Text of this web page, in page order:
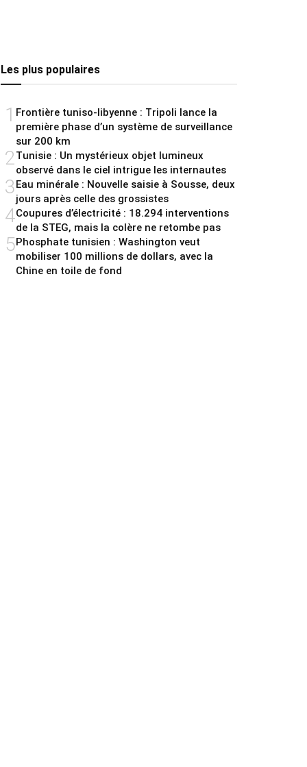
Les plus populaires
1 Frontière tuniso-libyenne : Tripoli lance la
première phase d’un système de surveillance
sur 200 km
2Tunisie : Un mystérieux objet lumineux
observé dans le ciel intrigue les internautes
3Eau minérale : Nouvelle saisie à Sousse, deux
jours après celle des grossistes
4Coupures d’électricité : 18.294 interventions
de la STEG, mais la colère ne retombe pas
5Phosphate tunisien : Washington veut
mobiliser 100 millions de dollars, avec la
Chine en toile de fond